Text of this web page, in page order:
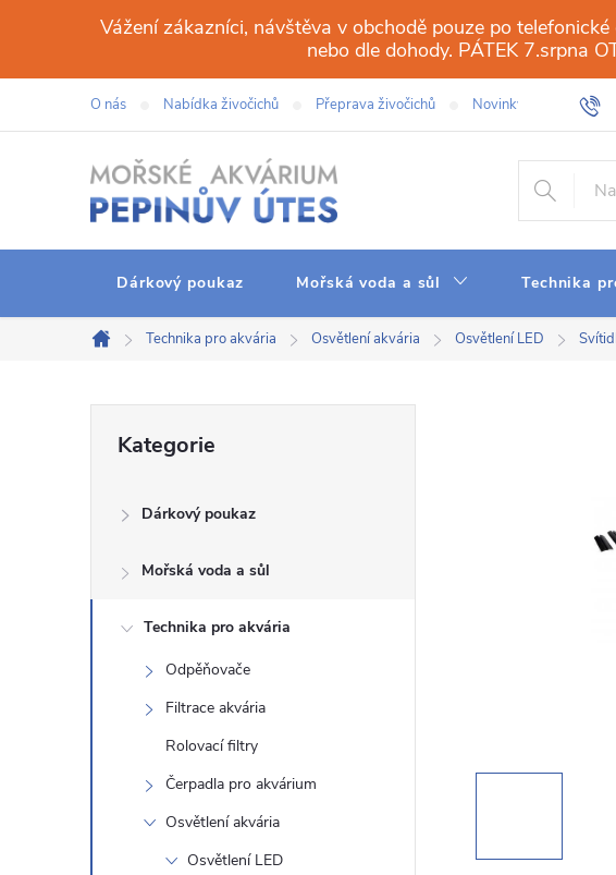
obsah
Vážení zákazníci, návštěva v obchodě pouze po
nebo dle dohody. PÁTEK 7.srpna
O nás Nabídka živočichů Přeprava živočichů Novinky Galerie
Dárkový poukaz Mořská voda a sůl Technika
Domů
Technika pro akvária Osvětlení akvária Osvětlení LED
t
kategorie
Kategorie
Dárkový poukaz
Mořská voda a sůl
Technika pro akvária
Odpěňovače
Filtrace akvária
Rolovací filtry
Čerpadla pro akvárium
Osvětlení akvária
Osvětlení LED